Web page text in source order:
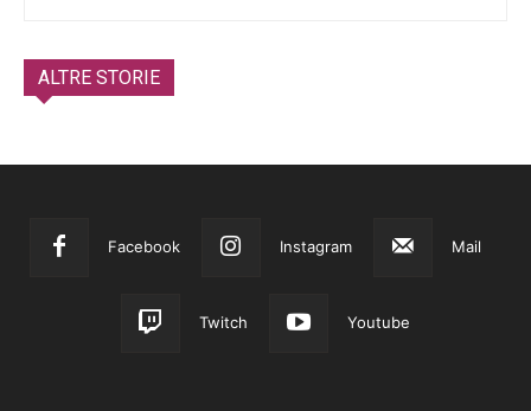
ALTRE STORIE
Facebook Instagram Mail
Twitch Youtube